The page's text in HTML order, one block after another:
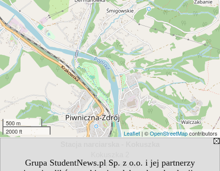
Grupa StudentNews.pl Sp. z o.o. i jej partnerzy
500 m
2000 ft
Leaflet | ©OpenStreetMapcontributors
33-350 Piwniczna